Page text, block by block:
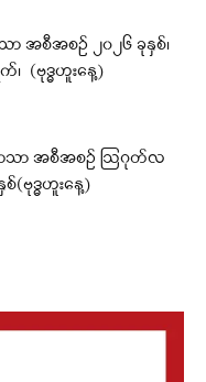
သာ အစီအစဉ် ၂၀၂၆ ခုနှစ်၊
(ဗုဒ္ဓဟူးနေ့)
ာသာ အစီအစဉ် ဩဂုတ်လ
(ဗုဒ္ဓဟူးနေ့)